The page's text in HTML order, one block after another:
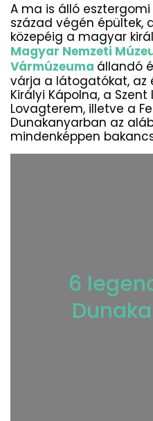
A ma is álló esztergomi
század végén épültek,
közepéig a magyar
Magyar Nemzeti
Vármúzeuma állandó
várja a látogatókat, az
Királyi Kápolna, a
Lovagterem, illetve a
Dunakanyarban az
mindenképpen
6